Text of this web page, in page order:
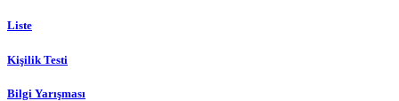
Liste
Kişilik Testi
Bilgi Yarışması